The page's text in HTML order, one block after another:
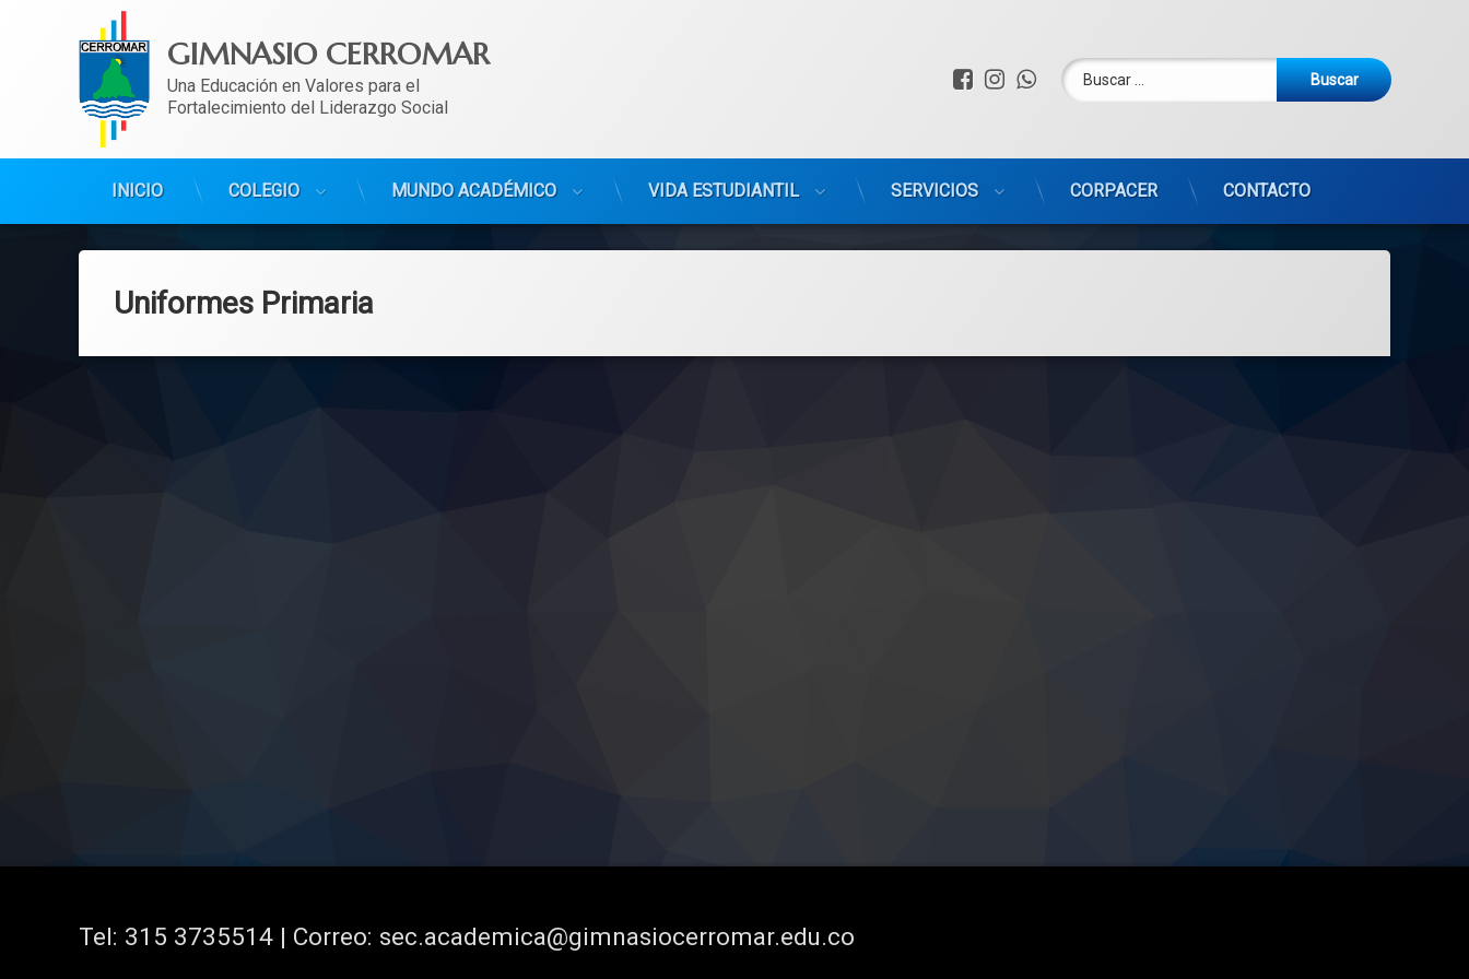
GIMNASIO CERROMAR
Una Educación en Valores para el
Fortalecimiento del Liderazgo Social
Facebook
Instagram
WhatsApp
Buscar:
INICIO COLEGIO MUNDO ACADÉMICO VIDA ESTUDIANTIL SERVICIOS CORPACER CONTACTO
Uniformes Primaria
Tel: 315 3735514 | Correo: sec.academica@gimnasiocerromar.edu.co